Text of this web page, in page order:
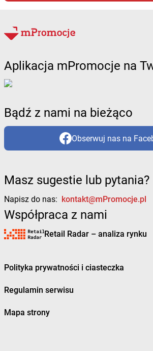
Aplikacja mPromocje na
Bądź z nami na bieżąco
Obserwuj nas na
Masz sugestie lub pytania?
Napisz do nas: kontakt@mPromocje.pl
Współpraca z nami
Retail Radar – analiza rynku
Polityka prywatności i ciasteczka
Regulamin serwisu
Mapa strony